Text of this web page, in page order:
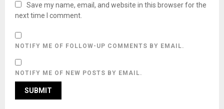
Save my name, email, and website in this browser for the
next time I comment.
NOTIFY ME OF FOLLOW-UP COMMENTS BY EMAIL.
NOTIFY ME OF NEW POSTS BY EMAIL.